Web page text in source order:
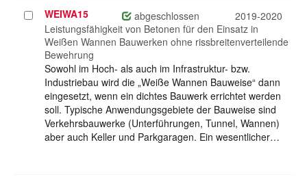
Projekt
auswählen
WEIWA15 abgeschlossen
2019-2020
Leistungsfähigkeit von Betonen für den Einsatz in
Weißen Wannen Bauwerken ohne rissbreitenverteilende
Bewehrung
Sowohl im Hoch- als auch im Infrastruktur- bzw.
Industriebau wird die „Weiße Wannen Bauweise“ dann
eingesetzt, wenn ein dichtes Bauwerk errichtet werden
soll. Typische Anwendungsgebiete der Bauweise sind
Verkehrsbauwerke (Unterführungen, Tunnel, Wannen)
aber auch Keller und Parkgaragen. Ein wesentlicher…